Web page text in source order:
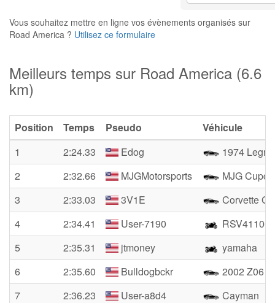
Vous souhaitez mettre en ligne vos évènements organisés sur
Road America ? Utilisez ce formulaire
Meilleurs temps sur Road America (6.6
km)
Position Temps Pseudo
Véhicule
1
2:24.33 Edog
1974
2
2:32.66 MJGMotorsports
MJG
3
2:33.03 3V1E
Corvette
4
2:34.41 User-7190
RSV41100
5
2:35.31 jtmoney
yamaha
6
2:35.60 Bulldogbckr
2002 Z06
7
2:36.23 User-a8d4
Cayman